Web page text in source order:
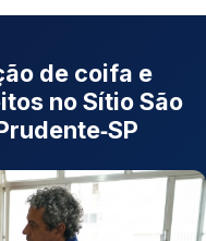
de coifa e
no Sítio São